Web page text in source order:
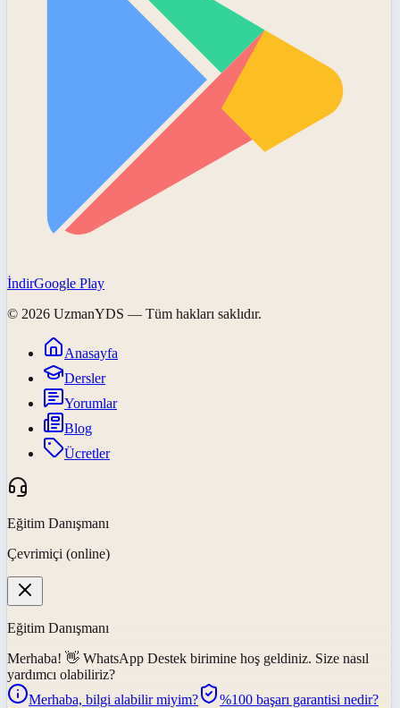
İndirGoogle Play
© 2026 UzmanYDS — Tüm hakları saklıdır.
Anasayfa
Dersler
Yorumlar
Blog
Ücretler
Eğitim Danışmanı
Çevrimiçi (online)
Eğitim Danışmanı
Merhaba! 👋 WhatsApp Destek birimine hoş geldiniz. Size nasıl
yardımcı olabiliriz?
Merhaba, bilgi alabilir miyim?
%100 başarı garantisi nedir?